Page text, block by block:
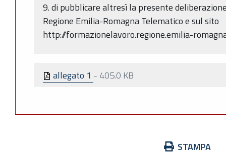
9. di pubblicare altresì la presente
Regione Emilia-Romagna Telematico e sul sito
http://formazionelavoro.regione.emilia-
allegato 1 - 405.0 KB
STAMPA